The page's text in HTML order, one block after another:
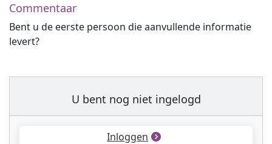
Commentaar
Bent u de eerste persoon die aanvullende informatie
levert?
U bent nog niet ingelogd
Inloggen